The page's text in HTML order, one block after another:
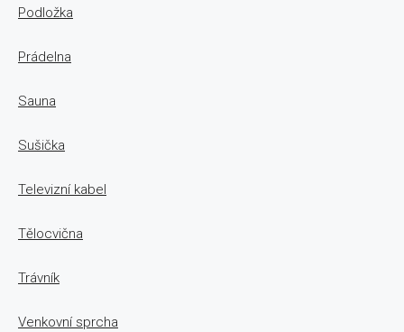
Podložka
Prádelna
Sauna
Sušička
Televizní kabel
Tělocvična
Trávník
Venkovní sprcha